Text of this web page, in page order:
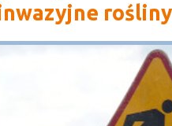
rośliny